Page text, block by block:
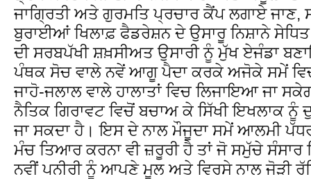
ਜਾਗ੍ਰਿਤੀ ਅਤੇ ਗੁਰਮਤਿ ਪ੍ਰਚਾਰ ਕੈਂਪ ਲਗਾਏ ਜਾਣ,
ਬੁਰਾਈਆਂ ਖਿਲਾਫ਼ ਫੈਡਰੇਸ਼ਨ ਦੇ ਉਸਾਰੂ ਨਿਸ਼ਾਨੇ
ਦੀ ਸਰਬਪੱਖੀ ਸ਼ਖ਼ਸੀਅਤ ਉਸਾਰੀ ਨੂੰ ਮੁੱਖ ਏਜੰਡਾ
ਪੰਥਕ ਸੋਚ ਵਾਲੇ ਨਵੇਂ ਆਗੂ ਪੈਦਾ ਕਰਕੇ ਅਜੋਕੇ ਸਮੇਂ
ਜਾਹੋ-ਜਲਾਲ ਵਾਲੇ ਹਾਲਾਤਾਂ ਵਿਚ ਲਿਜਾਇਆ ਜਾ
ਨੈਤਿਕ ਗਿਰਾਵਟ ਵਿਚੋਂ ਬਚਾਅ ਕੇ ਸਿੱਖੀ ਇਖਲਾਕ
ਜਾ ਸਕਦਾ ਹੈ। ਇਸ ਦੇ ਨਾਲ ਮੌਜੂਦਾ ਸਮੇਂ ਆਲਮੀ ਪੱਧਰ
ਮੰਚ ਤਿਆਰ ਕਰਨਾ ਵੀ ਜ਼ਰੂਰੀ ਹੈ ਤਾਂ ਜੋ ਸਮੁੱਚੇ ਸੰਸਾਰ
ਨਵੀਂ ਪਨੀਰੀ ਨੂੰ ਆਪਣੇ ਮੂਲ ਅਤੇ ਵਿਰਸੇ ਨਾਲ ਜੋੜੀ